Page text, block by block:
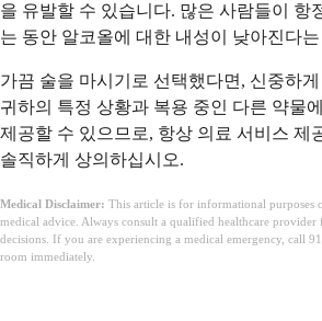
을 유발할 수 있습니다. 많은 사람들이 항
는 동안 알코올에 대한 내성이 낮아진다
가끔 술을 마시기로 선택했다면, 신중하
귀하의 특정 상황과 복용 중인 다른 약물
제공할 수 있으므로, 항상 의료 서비스 제
솔직하게 상의하십시오.
Medical Disclaimer: This article is for informational purposes
medical advice. Always consult a qualified healthcare provider
decisions. If you are experiencing a medical emergency, call
room immediately.